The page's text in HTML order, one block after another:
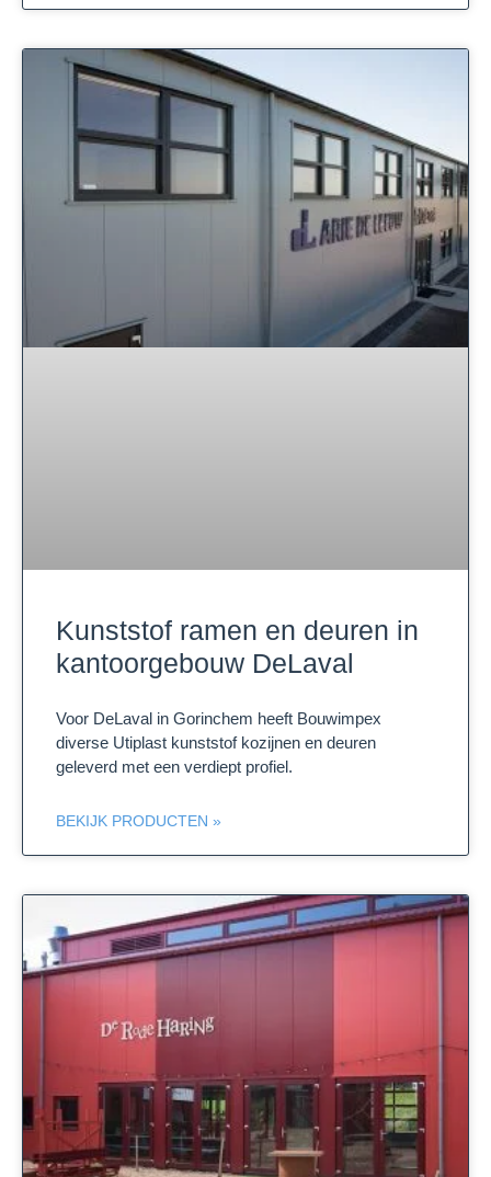
Kunststof ramen en deuren in
kantoorgebouw DeLaval
Voor DeLaval in Gorinchem heeft Bouwimpex
diverse Utiplast kunststof kozijnen en deuren
geleverd met een verdiept profiel.
BEKIJK PRODUCTEN »